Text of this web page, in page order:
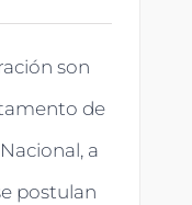
son
de
a
postulan